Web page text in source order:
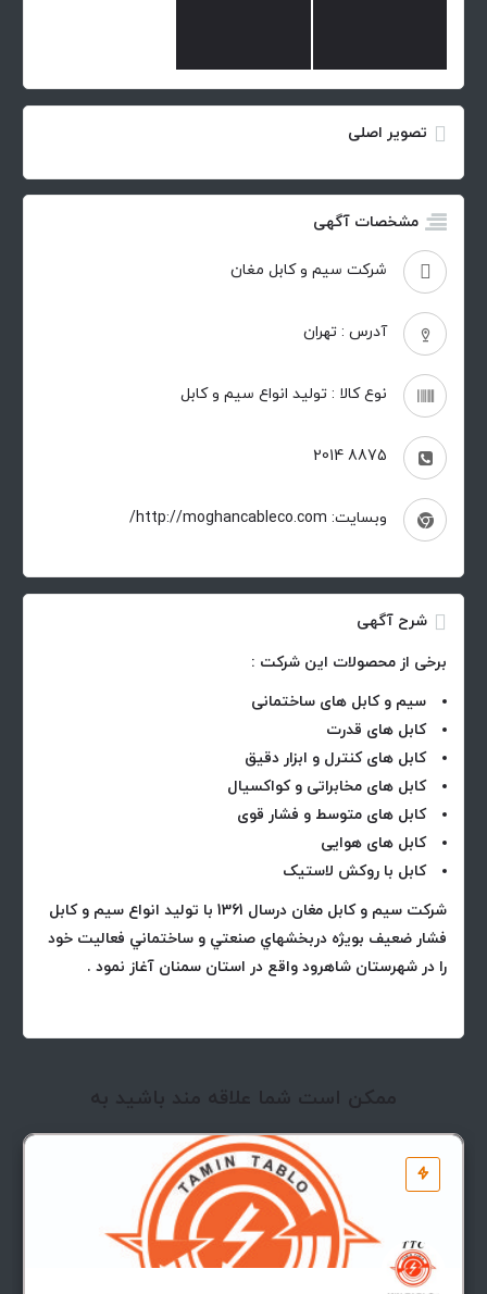
تصویر اصلی
مشخصات آگهی
شركت سيم و كابل مغان
آدرس : تهران
نوع کالا : توليد انواع سيم و كابل
8875 2014
وبسایت: http://moghancableco.com/
شرح آگهی
برخی از محصولات این شرکت :
سیم و کابل های ساختمانی
کابل های قدرت
کابل های کنترل و ابزار دقیق
کابل های مخابراتی و کواکسیال
کابل های متوسط و فشار قوی
کابل های هوایی
کابل با روکش لاستیک
شركت سيم و كابل مغان درسال 1361 با توليد انواع سيم و كابل
فشار ضعيف بويژه دربخشهاي صنعتي و ساختماني فعاليت خود
را در شهرستان شاهرود واقع در استان سمنان آغاز نمود .
ممکن است شما علاقه مند باشید به